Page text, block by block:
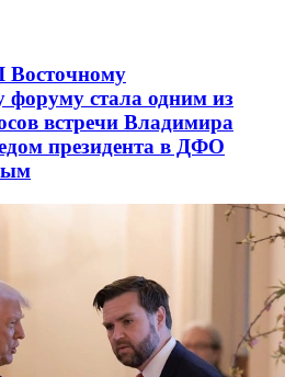
Восточному
форуму стала одним из
встречи Владимира
президента в ДФО